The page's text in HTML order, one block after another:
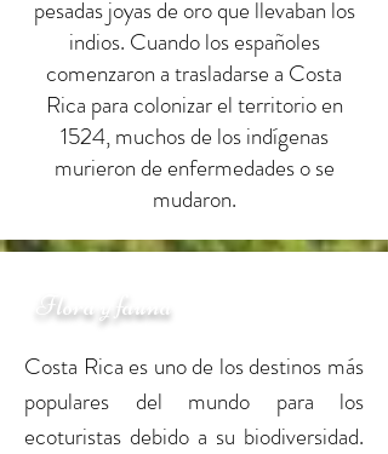
pesadas joyas de oro que llevaban los
indios. Cuando los españoles
comenzaron a trasladarse a Costa
Rica para colonizar el territorio en
1524, muchos de los indígenas
murieron de enfermedades o se
mudaron.
Flora y fauna
Costa Rica es uno de los destinos más
populares del mundo para los
ecoturistas debido a su biodiversidad.